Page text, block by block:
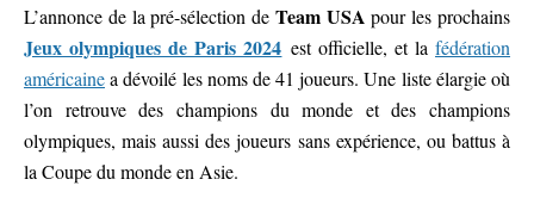
L’annonce de la pré-sélection de Team USA pour les prochains
Jeux olympiques de Paris 2024 est officielle, et lafédération
américainea dévoilé les noms de 41 joueurs. Une liste élargie où
l’on retrouve des champions du monde et des champions
olympiques, mais aussi des joueurs sans expérience, ou battus à
la Coupe du monde en Asie.